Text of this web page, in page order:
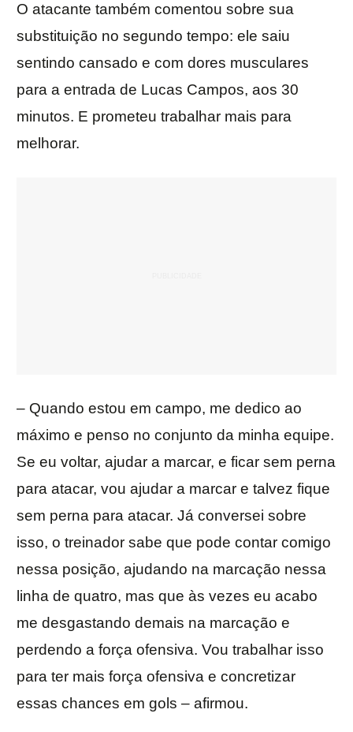
O atacante também comentou sobre sua
substituição no segundo tempo: ele saiu
sentindo cansado e com dores musculares
para a entrada de Lucas Campos, aos 30
minutos. E prometeu trabalhar mais para
melhorar.
– Quando estou em campo, me dedico ao
máximo e penso no conjunto da minha equipe.
Se eu voltar, ajudar a marcar, e ficar sem perna
para atacar, vou ajudar a marcar e talvez fique
sem perna para atacar. Já conversei sobre
isso, o treinador sabe que pode contar comigo
nessa posição, ajudando na marcação nessa
linha de quatro, mas que às vezes eu acabo
me desgastando demais na marcação e
perdendo a força ofensiva. Vou trabalhar isso
para ter mais força ofensiva e concretizar
essas chances em gols – afirmou.